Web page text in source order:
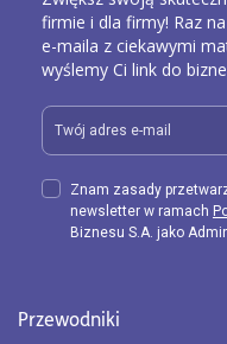
Przewodniki
firmie i dla firmy! Raz
e-maila z ciekawymi
wyślemy Ci link do
Znam zasady
newsletter w ramach
Biznesu S.A. jako